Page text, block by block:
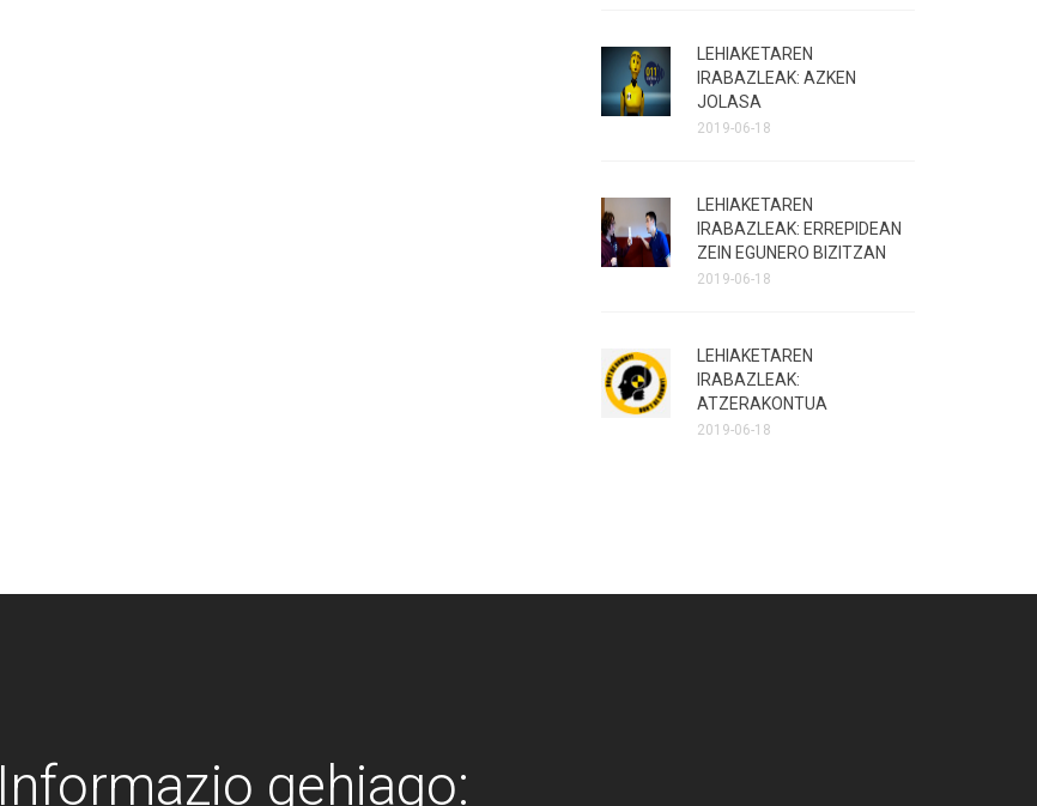
LEHIAKETAREN
IRABAZLEAK: AZKEN
JOLASA
2019-06-18
LEHIAKETAREN
IRABAZLEAK: ERREPIDEAN
ZEIN EGUNERO BIZITZAN
2019-06-18
LEHIAKETAREN
IRABAZLEAK:
ATZERAKONTUA
2019-06-18
Informazio gehiago: